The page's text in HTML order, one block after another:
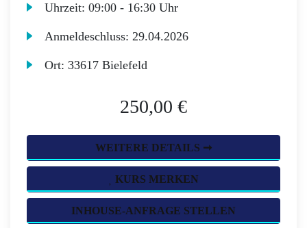
Uhrzeit:09:00 - 16:30 Uhr
Anmeldeschluss:29.04.2026
Ort:33617 Bielefeld
250,00 €
WEITERE DETAILS ➞
KURS MERKEN
INHOUSE-ANFRAGE STELLEN